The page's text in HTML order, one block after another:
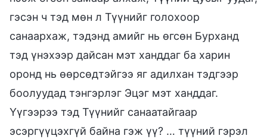
гэсэн ч тэд мөн л Түүнийг голохоор
санаархаж, тэдэнд амийг нь өгсөн Бурханд
тэд үнэхээр дайсан мэт ханддаг ба харин
оронд нь өөрсөдтэйгээ яг адилхан тэдгээр
боолуудад тэнгэрлэг Эцэг мэт ханддаг.
Үүгээрээ тэд Түүнийг санаатайгаар
эсэргүүцэхгүй байна гэж үү? … түүний гэрэл